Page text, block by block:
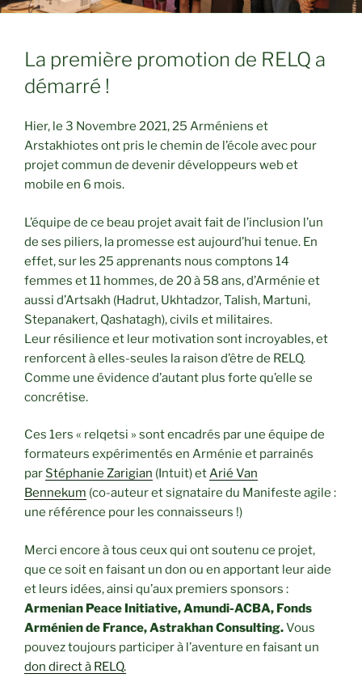
La première promotion de RELQ a
démarré !
Hier, le 3 Novembre 2021, 25 Arméniens et
Arstakhiotes ont pris le chemin de l’école avec pour
projet commun de devenir développeurs web et
mobile en 6 mois.
L’équipe de ce beau projet avait fait de l’inclusion l’un
de ses piliers, la promesse est aujourd’hui tenue. En
effet, sur les 25 apprenants nous comptons 14
femmes et 11 hommes, de 20 à 58 ans, d’Arménie et
aussi d’Artsakh (Hadrut, Ukhtadzor, Talish, Martuni,
Stepanakert, Qashatagh), civils et militaires.
Leur résilience et leur motivation sont incroyables, et
renforcent à elles-seules la raison d’être de RELQ.
Comme une évidence d’autant plus forte qu’elle se
concrétise.
Ces 1ers « relqetsi » sont encadrés par une équipe de
formateurs expérimentés en Arménie et parrainés
par Stéphanie Zarigian (Intuit) etArié Van
Bennekum (co-auteur et signataire du Manifeste agile :
une référence pour les connaisseurs !)
Merci encore à tous ceux qui ont soutenu ce projet,
que ce soit en faisant un don ou en apportant leur aide
et leurs idées, ainsi qu’aux premiers sponsors :
Armenian Peace Initiative, Amundi-ACBA, Fonds
Arménien de France, Astrakhan Consulting.Vous
pouvez toujours participer à l’aventure en faisant un
don direct à RELQ.